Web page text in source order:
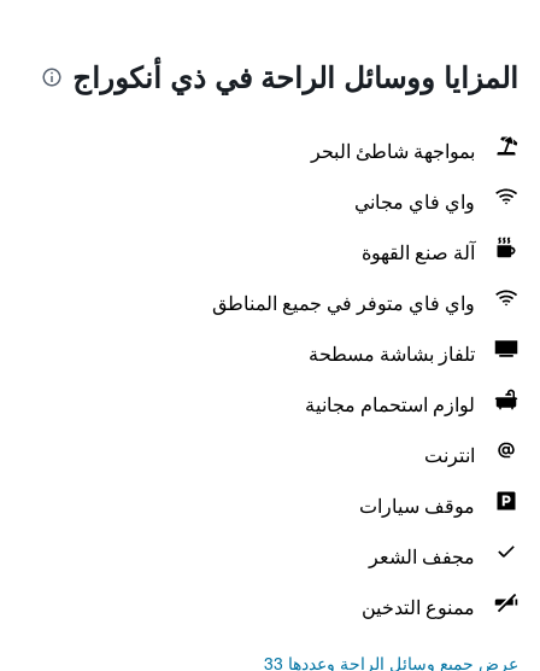
المزايا ووسائل الراحة في ذي أنكوراج
بمواجهة شاطئ البحر
واي فاي مجاني
آلة صنع القهوة
واي فاي متوفر في جميع المناطق
تلفاز بشاشة مسطحة
لوازم استحمام مجانية
انترنت
موقف سيارات
مجفف الشعر
ممنوع التدخين
عرض جميع وسائل الراحة وعددها 33